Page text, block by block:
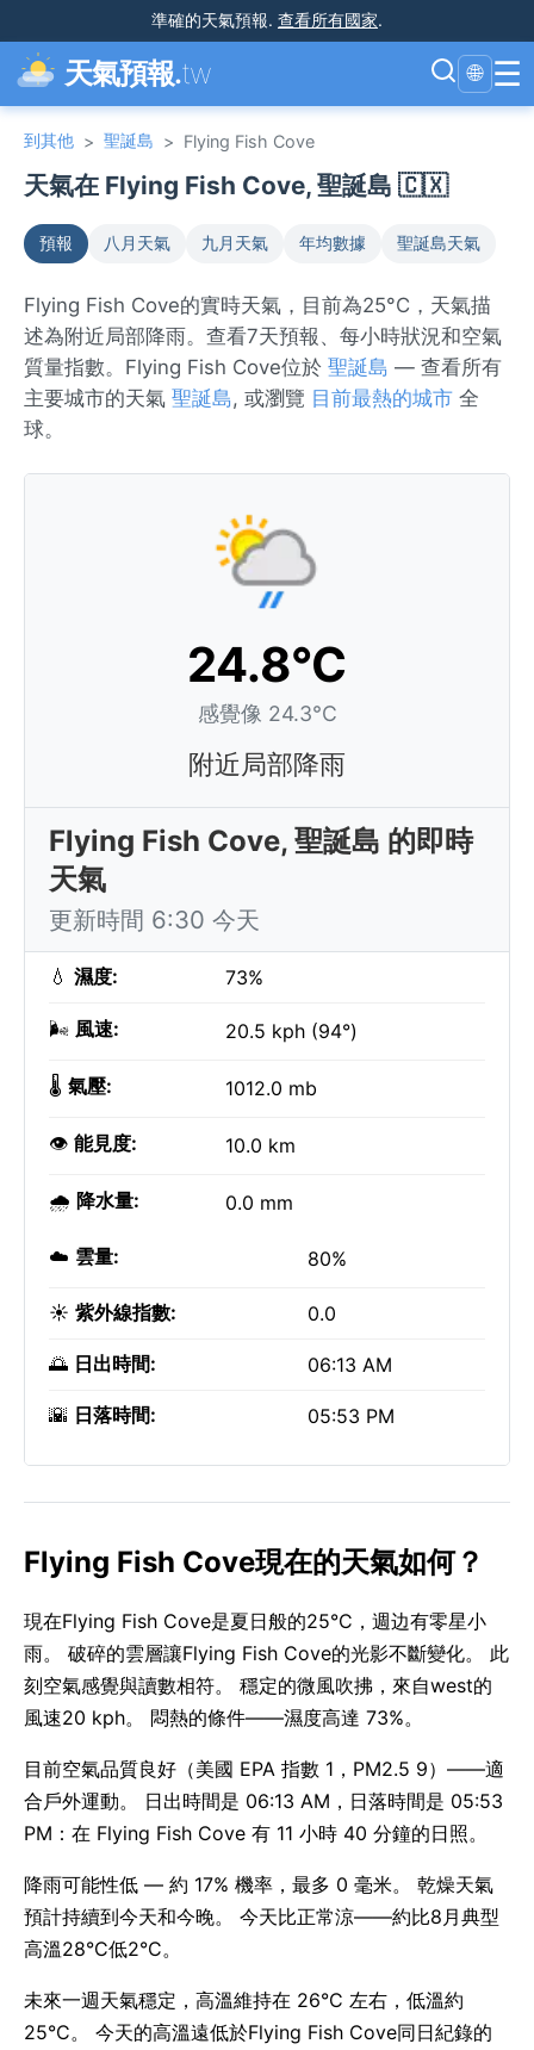
準確的天氣預報. 查看所有國家.
天氣預報.tw 🌐 ☰
到其他 > 聖誕島 > Flying Fish Cove
天氣在 Flying Fish Cove, 聖誕島 🇨🇽
預報 八月天氣 九月天氣 年均數據 聖誕島天氣
Flying Fish Cove的實時天氣，目前為25°C，天氣描
述為附近局部降雨。查看7天預報、每小時狀況和空氣
質量指數。Flying Fish Cove位於 聖誕島 — 查看所有
主要城市的天氣 聖誕島, 或瀏覽 目前最熱的城市 全
球。
24.8°C
感覺像 24.3°C
附近局部降雨
Flying Fish Cove, 聖誕島 的即時
天氣
更新時間 6:30 今天
💧 濕度: 73%
🌬️ 風速: 20.5 kph (94°)
🌡️ 氣壓: 1012.0 mb
👁️ 能見度: 10.0 km
🌧️ 降水量: 0.0 mm
☁️ 雲量: 80%
☀️ 紫外線指數: 0.0
🌅 日出時間: 06:13 AM
🌇 日落時間: 05:53 PM
Flying Fish Cove現在的天氣如何？
現在Flying Fish Cove是夏日般的25°C，週边有零星小
雨。 破碎的雲層讓Flying Fish Cove的光影不斷變化。 此
刻空氣感覺與讀數相符。 穩定的微風吹拂，來自west的
風速20 kph。 悶熱的條件——濕度高達 73%。
目前空氣品質良好（美國 EPA 指數 1，PM2.5 9）——適
合戶外運動。 日出時間是 06:13 AM，日落時間是 05:53
PM：在 Flying Fish Cove 有 11 小時 40 分鐘的日照。
降雨可能性低 — 約 17% 機率，最多 0 毫米。 乾燥天氣
預計持續到今天和今晚。 今天比正常涼——約比8月典型
高溫28°C低2°C。
未來一週天氣穩定，高溫維持在 26°C 左右，低溫約
25°C。 今天的高溫遠低於Flying Fish Cove同日紀錄的